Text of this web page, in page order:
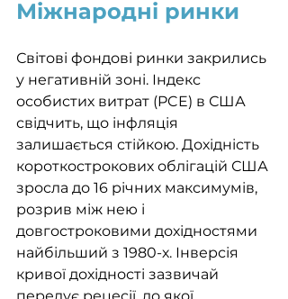
Міжнародні ринки
Світові фондові ринки закрились
у негативній зоні. Індекс
особистих витрат (PCE) в США
свідчить, що інфляція
залишається стійкою. Дохідність
короткострокових облігацій США
зросла до 16 річних максимумів,
розрив між нею і
довгостроковими дохідностями
найбільший з 1980-х. Інверсія
кривої дохідності зазвичай